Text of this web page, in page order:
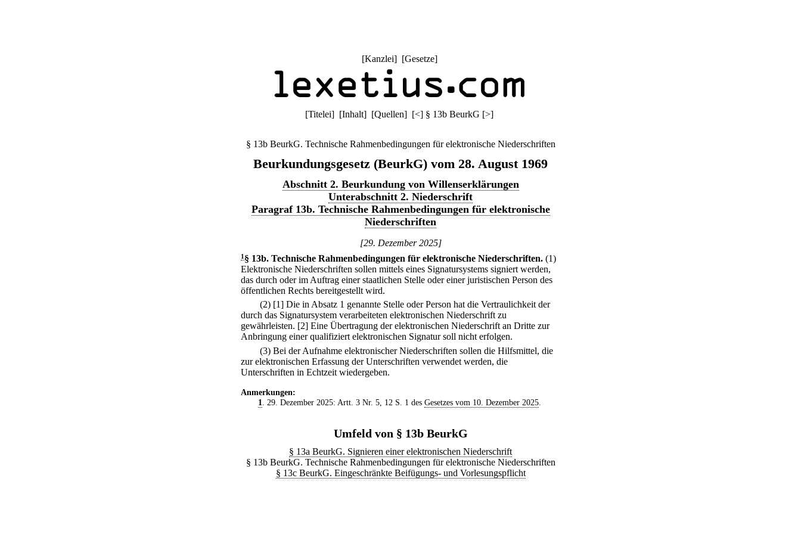
[Kanzlei] [Gesetze]
[Titelei] [Inhalt] [Quellen] [<] § 13b BeurkG [>]
§ 13b BeurkG. Technische Rahmenbedingungen für elektronische Niederschriften
Beurkundungsgesetz (BeurkG) vom 28. August 1969
Abschnitt 2. Beurkundung von Willenserklärungen
Unterabschnitt 2. Niederschrift
Paragraf 13b. Technische Rahmenbedingungen für elektronische
Niederschriften
[29. Dezember 2025]
1 § 13b. Technische Rahmenbedingungen für elektronische Niederschriften. (1)
Elektronische Niederschriften sollen mittels eines Signatursystems signiert werden,
das durch oder im Auftrag einer staatlichen Stelle oder einer juristischen Person des
öffentlichen Rechts bereitgestellt wird.
(2) [1] Die in Absatz 1 genannte Stelle oder Person hat die Vertraulichkeit der
durch das Signatursystem verarbeiteten elektronischen Niederschrift zu
gewährleisten. [2] Eine Übertragung der elektronischen Niederschrift an Dritte zur
Anbringung einer qualifiziert elektronischen Signatur soll nicht erfolgen.
(3) Bei der Aufnahme elektronischer Niederschriften sollen die Hilfsmittel, die
zur elektronischen Erfassung der Unterschriften verwendet werden, die
Unterschriften in Echtzeit wiedergeben.
Anmerkungen:
1
. 29. Dezember 2025: Artt. 3 Nr. 5, 12 S. 1 des Gesetzes vom 10. Dezember 2025.
Umfeld von § 13b BeurkG
§ 13a BeurkG. Signieren einer elektronischen Niederschrift
§ 13b BeurkG. Technische Rahmenbedingungen für elektronische Niederschriften
§ 13c BeurkG. Eingeschränkte Beifügungs- und Vorlesungspflicht